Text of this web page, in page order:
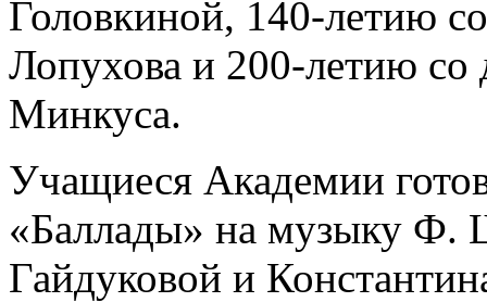
Головкиной, 140-летию
Лопухова и 200-летию
Минкуса.
Учащиеся Академии
«Баллады» на музыку Ф.
Гайдуковой и